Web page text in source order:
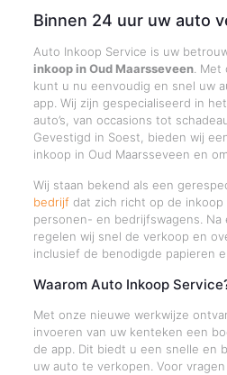
Binnen 24 uur uw auto
Auto Inkoop Service is uw
inkoop in Oud Maarsseveen. Met
kunt u nu eenvoudig en snel uw
app. Wij zijn gespecialiseerd in
auto’s, van occasions tot
Gevestigd in Soest, bieden wij
inkoop in Oud Maarsseveen en
Wij staan bekend als een
bedrijfdat zich richt op de inkoop
personen- en bedrijfswagens. Na
regelen wij snel de verkoop en
inclusief de benodigde papieren
Waarom Auto Inkoop
Met onze nieuwe werkwijze
invoeren van uw kenteken een
de app. Dit biedt u een snelle en
uw auto te verkopen. Voor